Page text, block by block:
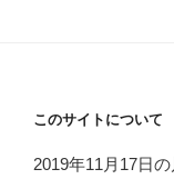
このサイトについて
2019年11月17日